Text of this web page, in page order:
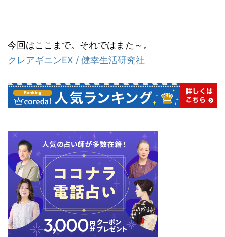
今回はここまで。それではまた～。
クレアギニンEX / 健幸生活研究社